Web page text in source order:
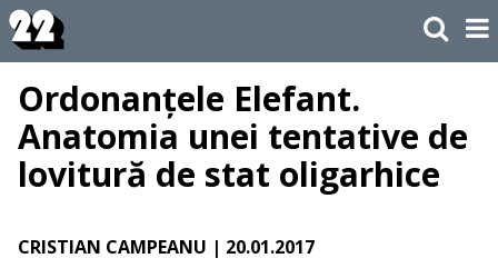
Ordonanțele Elefant.
Anatomia unei tentative de
lovitură de stat oligarhice
CRISTIAN CAMPEANU | 20.01.2017